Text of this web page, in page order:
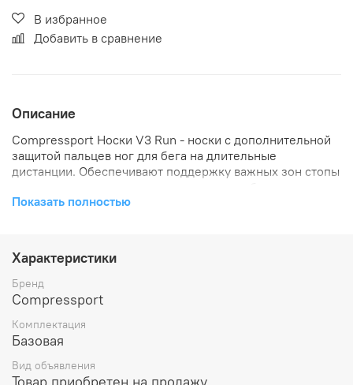
В избранное
Добавить в сравнение
Описание
Compressport Носки V3 Run - носки с дополнительной
защитой пальцев ног для бега на длительные
дистанции. Обеспечивают поддержку важных зон стопы
правильную терморегуляция и комфортный
поступает много воздуха, и вы готовы показать самые
быстрые результаты.
• технология/конструкция 3D.Dots: оказывает
массажное действие на стопу, что стимулирует
циркуляцию крови;
• поддержка ахилла и голеностопа;
• верх носка без швов и резинки, не пережимает ногу
на лодыжках;
Показать полностью
Характеристики
Бренд
Compressport
Комплектация
Базовая
Вид объявления